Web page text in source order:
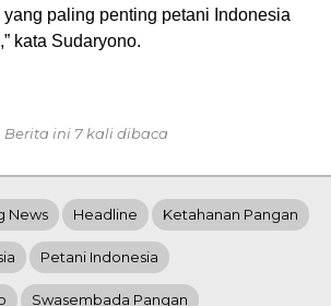
paling penting petani Indonesia
kata Sudaryono.
Berita ini 7 kali dibaca
News Headline Ketahanan Pangan
Petani Indonesia
Swasembada Pangan